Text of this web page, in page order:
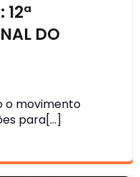
12ª
DO
o movimento
para[…]